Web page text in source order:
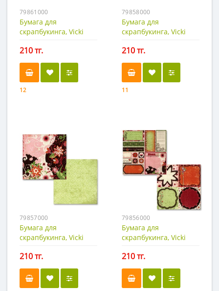
79861000
Бумага для
скрапбукинга, Vicki
210 тг.
12
79858000
Бумага для
скрапбукинга, Vicki
210 тг.
11
79857000
Бумага для
скрапбукинга, Vicki
210 тг.
79856000
Бумага для
скрапбукинга, Vicki
210 тг.